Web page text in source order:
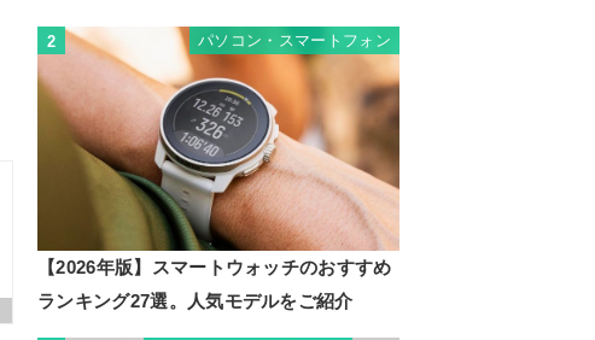
2 パソコン・スマートフォン
【2026年版】スマートウォッチのおすすめ
ランキング27選。人気モデルをご紹介